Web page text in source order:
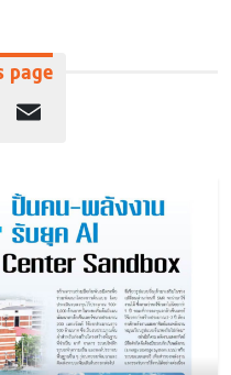
page
Twitter